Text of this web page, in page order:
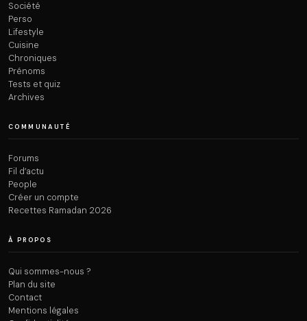
Société
Perso
Lifestyle
Cuisine
Chroniques
Prénoms
Tests et quiz
Archives
COMMUNAUTÉ
Forums
Fil d’actu
People
Créer un compte
Recettes Ramadan 2026
À PROPOS
Qui sommes-nous ?
Plan du site
Contact
Mentions légales